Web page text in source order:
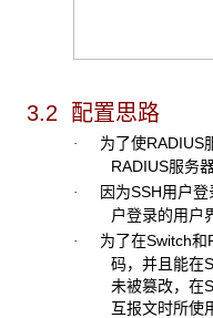
3.2 配置思路
· 为了使RADIUS
RADIUS服务
· 因为SSH用户登
户登录的用户
· 为了在Switch和
码，并且能在
未被篡改，在
互报文时所使